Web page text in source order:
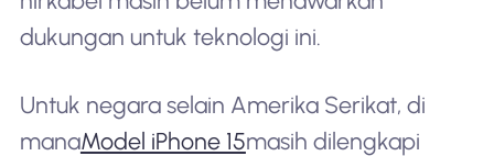
dukungan untuk teknologi ini.
Untuk negara selain Amerika Serikat, di
manaModel iPhone 15masih dilengkapi